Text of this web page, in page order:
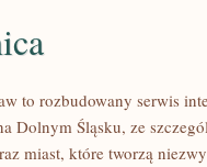
to rozbudowany serwis
Dolnym Śląsku, ze
miast, które tworzą